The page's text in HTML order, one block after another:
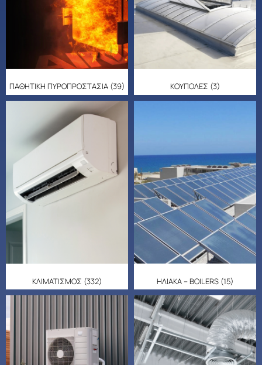
ΠΑΘΗΤΙΚΗ ΠΥΡΟΠΡΟΣΤΑΣΙΑ (39) ΚΟΥΠΟΛΕΣ (3)
ΚΛΙΜΑΤΙΣΜΟΣ (332) ΗΛΙΑΚΑ – BOILERS (15)